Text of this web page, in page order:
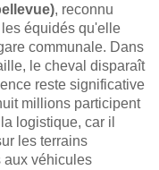
, reconnu
équidés qu'elle
communale. Dans
le cheval disparaît
reste significative
millions participent
logistique, car il
les terrains
aux véhicules